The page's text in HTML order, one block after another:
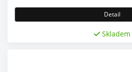
Detail
Skladem